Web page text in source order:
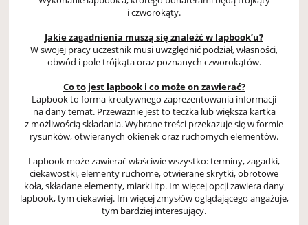
i czworokąty.
Jakie zagadnienia muszą się znaleźć w lapbook’u?
W swojej pracy uczestnik musi uwzględnić podział, własności,
obwód i pole trójkąta oraz poznanych czworokątów.
Co to jest lapbook i co może on zawierać?
Lapbook to forma kreatywnego zaprezentowania informacji
na dany temat. Przeważnie jest to teczka lub większa kartka
z możliwością składania. Wybrane treści przekazuje się w formie
rysunków, otwieranych okienek oraz ruchomych elementów.
Lapbook może zawierać właściwie wszystko: terminy, zagadki,
ciekawostki, elementy ruchome, otwierane skrytki, obrotowe
koła, składane elementy, miarki itp. Im więcej opcji zawiera dany
lapbook, tym ciekawiej. Im więcej zmysłów oglądającego angażuje,
tym bardziej interesujący.